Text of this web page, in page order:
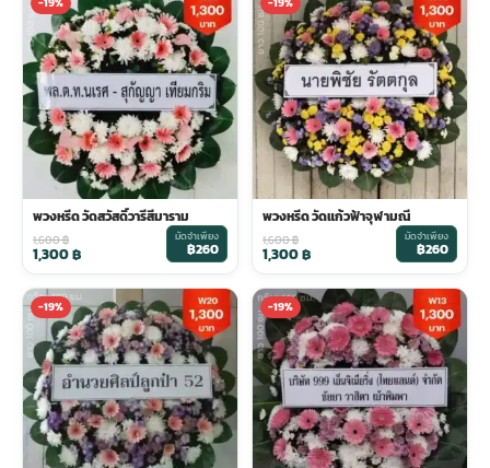
พวงหรีด วัดสวัสดิ์วารีสีมาราม
1,600฿
1,300฿
มัดจำเพียง
฿260
พวงหรีด วัดแก้วฟ้าจุฬามณี
1,600฿
1,300฿
มัดจำเพียง
฿260
-19% -19%